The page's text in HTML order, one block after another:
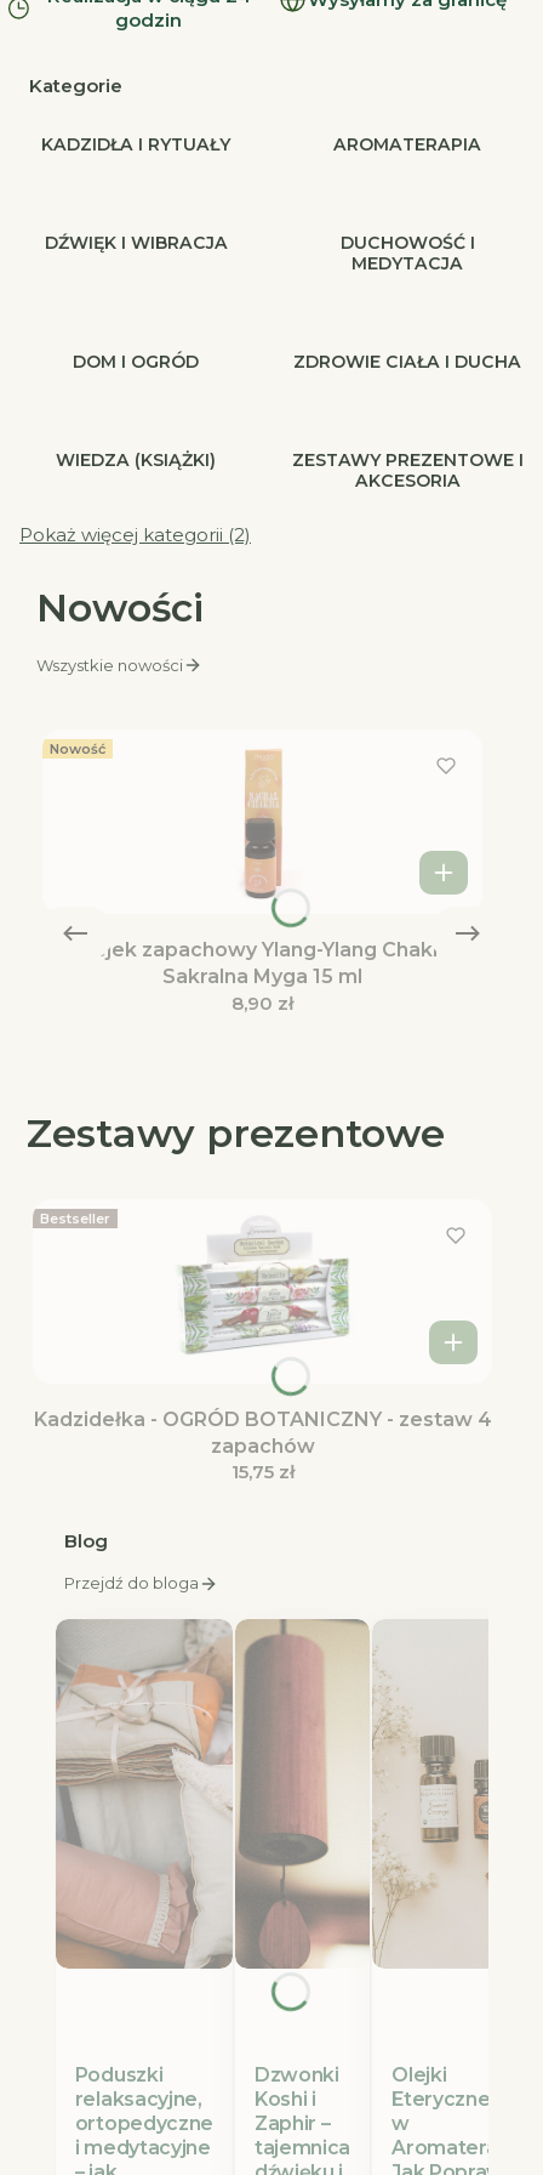
godzin
Kategorie
KADZIDŁA I RYTUAŁY AROMATERAPIA
DŹWIĘK I WIBRACJA
DUCHOWOŚĆ I
MEDYTACJA
DOM I OGRÓD ZDROWIE CIAŁA I DUCHA
WIEDZA (KSIĄŻKI)
ZESTAWY PREZENTOWE I
AKCESORIA
Pokaż więcej kategorii (2)
Nowości
Wszystkie nowości
Nowość
Olejek zapachowy Ylang-Ylang Chakra
Sakralna Myga 15 ml
Cena
8,90 zł
Zestawy prezentowe
Bestseller
Kadzidełka - OGRÓD BOTANICZNY - zestaw 4
zapachów
Cena
15,75 zł
Blog
Przejdź do bloga
Poduszki
relaksacyjne,
ortopedyczne
i medytacyjne
Dzwonki
Koshi i
Zaphir –
tajemnica
Olejki
Eteryczne Etja
w
Aromaterapii: